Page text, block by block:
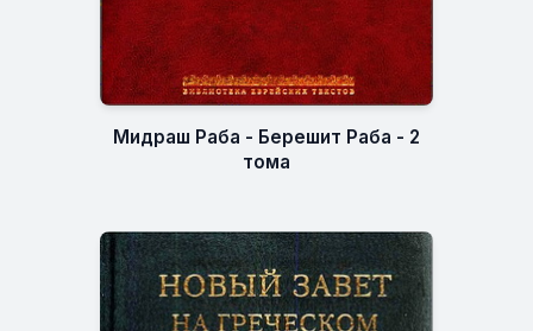
Мидраш Раба - Берешит Раба - 2
тома